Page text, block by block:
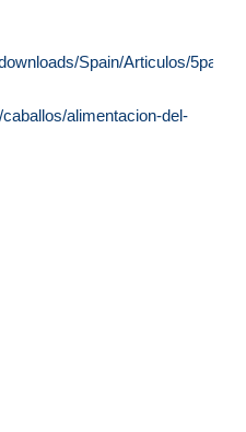
Spain/Articulos/
alimentacion-del-